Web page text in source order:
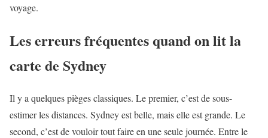
voyage.
Les erreurs fréquentes quand on lit la
carte de Sydney
Il y a quelques pièges classiques. Le premier, c’est de sous-
estimer les distances. Sydney est belle, mais elle est grande. Le
second, c’est de vouloir tout faire en une seule journée. Entre le